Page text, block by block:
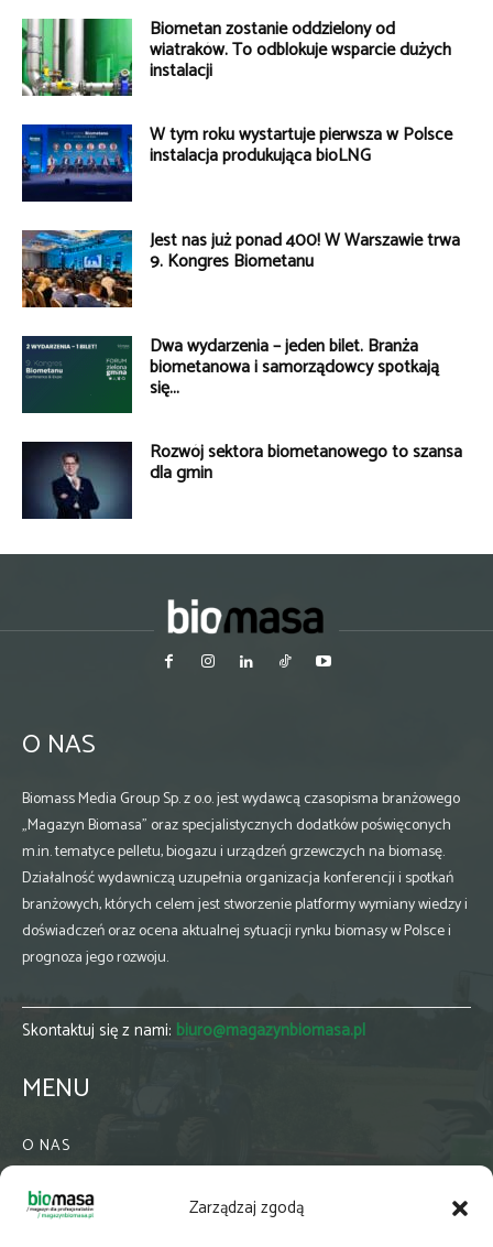
Zarządzaj zgodą
Biometan zostanie oddzielony od
wiatraków. To odblokuje wsparcie dużych
instalacji
W tym roku wystartuje pierwsza w Polsce
instalacja produkująca bioLNG
Jest nas już ponad 400! W Warszawie trwa
9. Kongres Biometanu
Dwa wydarzenia – jeden bilet. Branża
biometanowa i samorządowcy spotkają
się...
Rozwój sektora biometanowego to szansa
dla gmin
O NAS
Biomass Media Group Sp. z o.o. jest wydawcą czasopisma branżowego
„Magazyn Biomasa” oraz specjalistycznych dodatków poświęconych
m.in. tematyce pelletu, biogazu i urządzeń grzewczych na biomasę.
Działalność wydawniczą uzupełnia organizacja konferencji i spotkań
branżowych, których celem jest stworzenie platformy wymiany wiedzy i
doświadczeń oraz ocena aktualnej sytuacji rynku biomasy w Polsce i
prognoza jego rozwoju.
Skontaktuj się z nami: biuro@magazynbiomasa.pl
MENU
O NAS
WSPÓŁPRACA